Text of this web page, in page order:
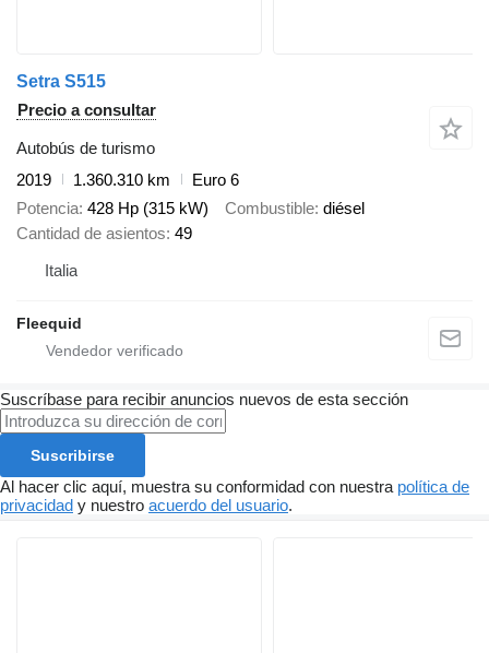
Setra S515
Precio a consultar
Autobús de turismo
2019
1.360.310 km
Euro 6
Potencia 428 Hp (315 kW) Combustible diésel
Cantidad de asientos 49
Italia
Fleequid
Suscríbase para recibir anuncios nuevos de esta sección
Suscribirse
Al hacer clic aquí, muestra su conformidad con nuestra política de
privacidad y nuestro acuerdo del usuario.